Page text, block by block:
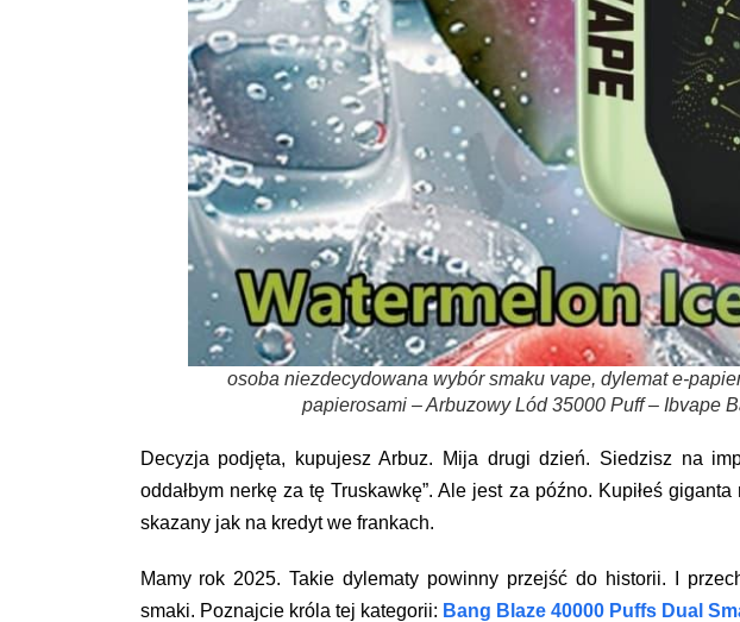
osoba niezdecydowana wybór smaku vape, dylemat e-
papierosami – Arbuzowy Lód 35000 Puff – Ibvape
Decyzja podjęta, kupujesz Arbuz. Mija drugi dzień. Siedzisz na
oddałbym nerkę za tę Truskawkę”. Ale jest za późno. Kupiłeś
skazany jak na kredyt we frankach.
Mamy rok 2025. Takie dylematy powinny przejść do historii. I
smaki. Poznajcie króla tej kategorii: Bang Blaze 40000 Puffs Dual